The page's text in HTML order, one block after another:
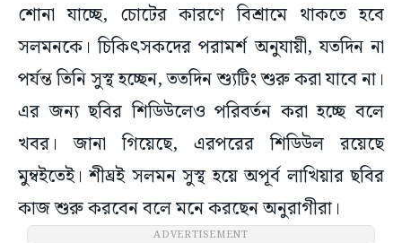
শোনা যাচ্ছে, চোটের কারণে বিশ্রামে থাকতে হবে
সলমনকে। চিকিৎসকদের পরামর্শ অনুযায়ী, যতদিন না
পর্যন্ত তিনি সুস্থ হচ্ছেন, ততদিন শ্যুটিং শুরু করা যাবে না।
এর জন্য ছবির শিডিউলেও পরিবর্তন করা হচ্ছে বলে
খবর। জানা গিয়েছে, এরপরের শিডিউল রয়েছে
মুম্বইতেই। শীঘ্রই সলমন সুস্থ হয়ে অপূর্ব লাখিয়ার ছবির
কাজ শুরু করবেন বলে মনে করছেন অনুরাগীরা।
ADVERTISEMENT